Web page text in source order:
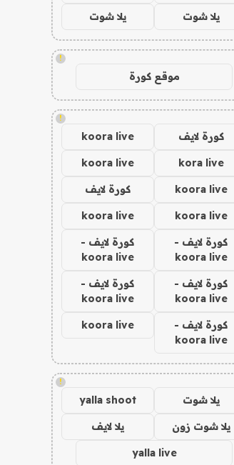
يلا شوت يلا شوت
!
موقع كورة
!
كورة لايف koora live
kora live
koora live
koora live كورة لايف
koora live
koora live
كورة لايف -
koora live
كورة لايف -
koora live
كورة لايف -
koora live
كورة لايف -
koora live
كورة لايف -
koora live
koora live
!
يلا شوت yalla shoot
يلا شوت زون يلا لايف
yalla live